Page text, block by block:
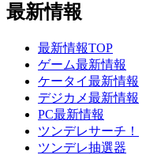
最新情報
最新情報TOP
ゲーム最新情報
ケータイ最新情報
デジカメ最新情報
PC最新情報
ツンデレサーチ！
ツンデレ抽選器